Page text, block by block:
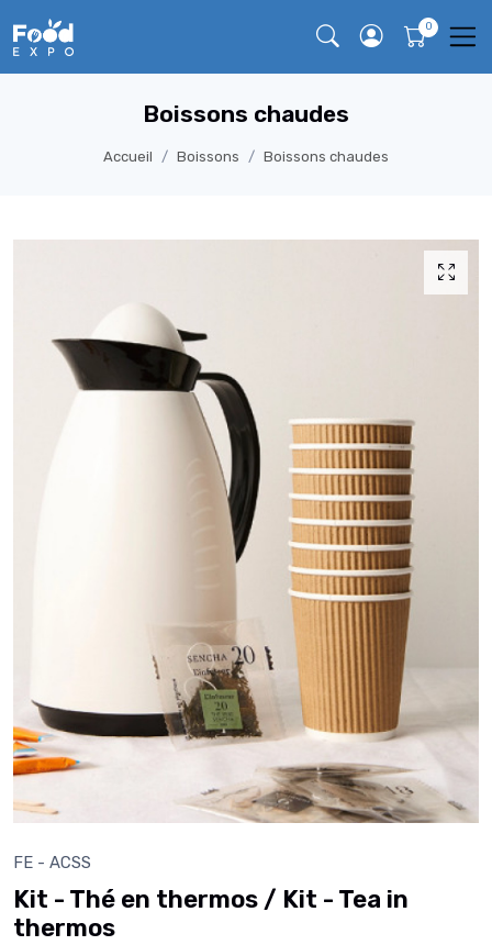
Boissons chaudes
Accueil Boissons Boissons chaudes
FE - ACSS
Kit - Thé en thermos / Kit - Tea in
thermos